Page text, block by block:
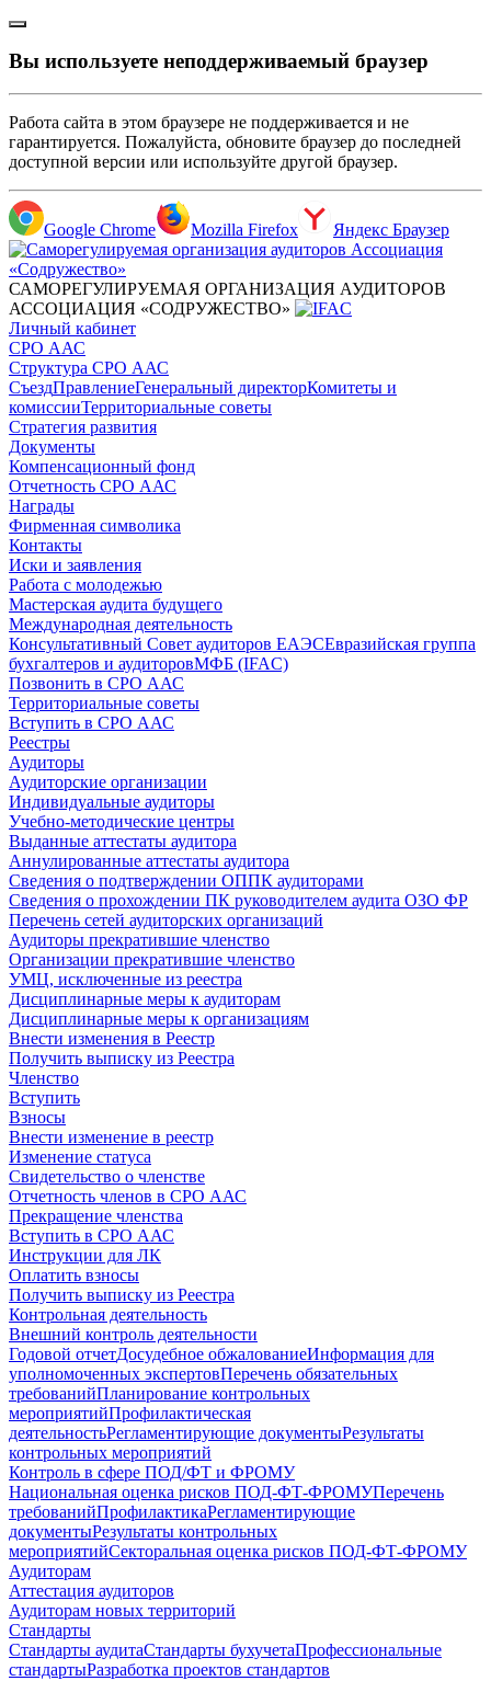
Вы используете неподдерживаемый браузер
Работа сайта в этом браузере не поддерживается и не
гарантируется. Пожалуйста, обновите браузер до последней
доступной версии или используйте другой браузер.
Google Chrome Mozilla Firefox Яндекс Браузер
САМОРЕГУЛИРУЕМАЯ ОРГАНИЗАЦИЯ АУДИТОРОВ
АССОЦИАЦИЯ «СОДРУЖЕСТВО»
Личный кабинет
СРО ААС
Структура СРО ААС
СъездПравлениеГенеральный директорКомитеты и
комиссииТерриториальные советы
Стратегия развития
Документы
Компенсационный фонд
Отчетность СРО ААС
Награды
Фирменная символика
Контакты
Иски и заявления
Работа с молодежью
Мастерская аудита будущего
Международная деятельность
Консультативный Совет аудиторов ЕАЭСЕвразийская группа
бухгалтеров и аудиторовМФБ (IFAC)
Позвонить в СРО ААС
Территориальные советы
Вступить в СРО ААС
Реестры
Аудиторы
Аудиторские организации
Индивидуальные аудиторы
Учебно-методические центры
Выданные аттестаты аудитора
Аннулированные аттестаты аудитора
Сведения о подтверждении ОППК аудиторами
Сведения о прохождении ПК руководителем аудита ОЗО ФР
Перечень сетей аудиторских организаций
Аудиторы прекратившие членство
Организации прекратившие членство
УМЦ, исключенные из реестра
Дисциплинарные меры к аудиторам
Дисциплинарные меры к организациям
Внести изменения в Реестр
Получить выписку из Реестра
Членство
Вступить
Взносы
Внести изменение в реестр
Изменение статуса
Свидетельство о членстве
Отчетность членов в СРО ААС
Прекращение членства
Вступить в СРО ААС
Инструкции для ЛК
Оплатить взносы
Получить выписку из Реестра
Контрольная деятельность
Внешний контроль деятельности
Годовой отчетДосудебное обжалованиеИнформация для
уполномоченных экспертовПеречень обязательных
требованийПланирование контрольных
мероприятийПрофилактическая
деятельностьРегламентирующие документыРезультаты
контрольных мероприятий
Контроль в сфере ПОД/ФТ и ФРОМУ
Национальная оценка рисков ПОД-ФТ-ФРОМУПеречень
требованийПрофилактикаРегламентирующие
документыРезультаты контрольных
мероприятийСекторальная оценка рисков ПОД-ФТ-ФРОМУ
Аудиторам
Аттестация аудиторов
Аудиторам новых территорий
Стандарты
Стандарты аудитаСтандарты бухучетаПрофессиональные
стандартыРазработка проектов стандартов